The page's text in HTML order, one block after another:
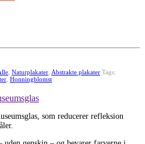
, Naturplakater, Abstrakte plakater Tags:
, Honningblomst
som reducerer refleksion